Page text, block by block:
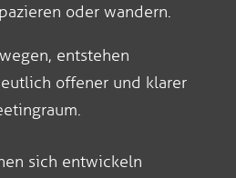
oder wandern.
entstehen
offener und klarer
sich entwickeln